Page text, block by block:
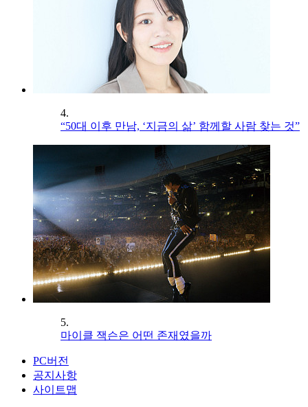
4.
“50대 이후 만남, ‘지금의 삶’ 함께할 사람 찾는 것”
5.
마이클 잭슨은 어떤 존재였을까
PC버전
공지사항
사이트맵